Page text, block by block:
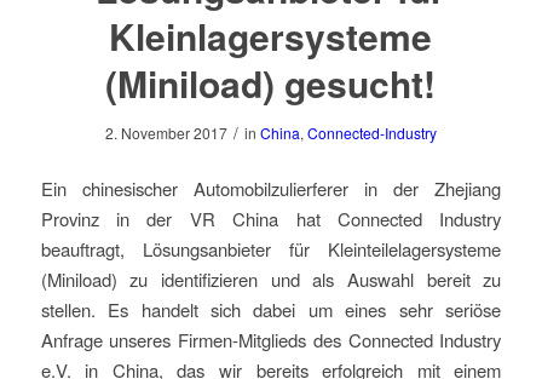
Kleinlagersysteme
(Miniload) gesucht!
2. November 2017 / in China, Connected-Industry
Ein chinesischer Automobilzulierferer in der Zhejiang
Provinz in der VR China hat Connected Industry
beauftragt, Lösungsanbieter für Kleinteilelagersysteme
(Miniload) zu identifizieren und als Auswahl bereit zu
stellen. Es handelt sich dabei um eines sehr seriöse
Anfrage unseres Firmen-Mitglieds des Connected Industry
e.V. in China, das wir bereits erfolgreich mit einem